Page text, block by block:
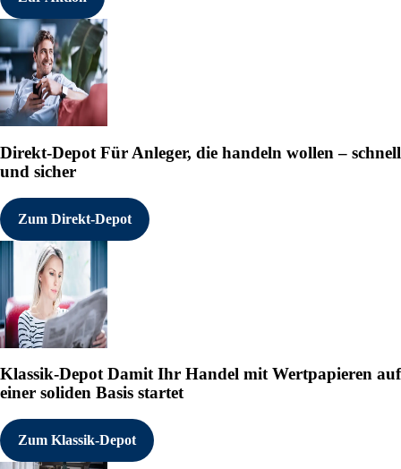
Direkt-Depot Für Anleger, die handeln wollen – schnell
und sicher
Zum Direkt-Depot
Klassik-DepotDamit Ihr Handel mit Wertpapieren auf
einer soliden Basis startet
Zum Klassik-Depot